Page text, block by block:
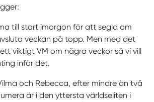
till start imorgon för att segla om
veckan på topp. Men med det
viktigt VM om några veckor så vi vill
inför det.
och Rebecca, efter mindre än två
är i den yttersta världseliten i